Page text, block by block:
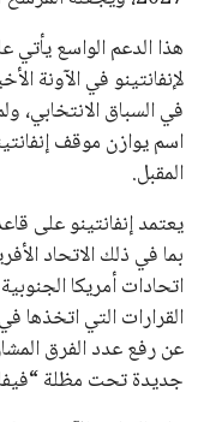
القائمة البريدية
انضم إلى قائمة
والعروض الخاصة
جميع الحقوق محفوظة